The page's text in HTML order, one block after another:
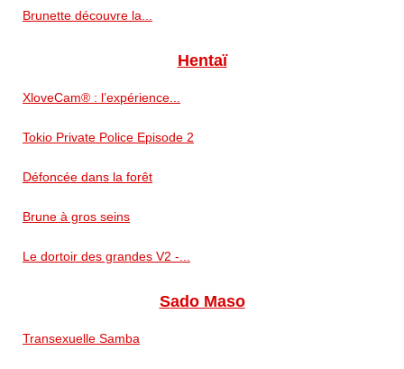
Brunette découvre la...
Hentaï
XloveCam® : l’expérience...
Tokio Private Police Episode 2
Défoncée dans la forêt
Brune à gros seins
Le dortoir des grandes V2 -...
Sado Maso
Transexuelle Samba